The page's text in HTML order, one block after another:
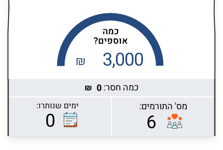
Highcharts.com
כמה
אוספים?
3,000
כמה חסר:0
₪
מס' התורמים: ימים שנותרו:
0